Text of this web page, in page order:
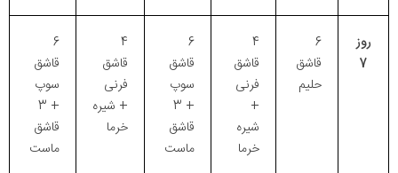
روز
7
6
قاشق
حلیم
4
قاشق
فرنی
+
شیره
خرما
6
قاشق
سوپ
+ 3
قاشق
ماست
4
قاشق
فرنی
+ شیره
خرما
6
قاشق
سوپ
+ 3
قاشق
ماست